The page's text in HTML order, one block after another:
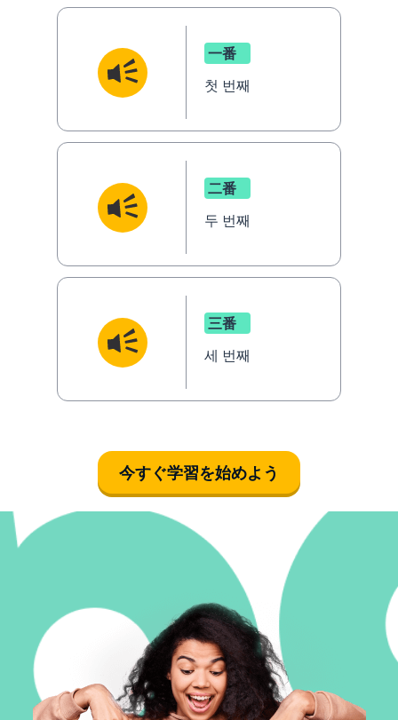
一番
첫 번째
二番
두 번째
三番
세 번째
今すぐ学習を始めよう